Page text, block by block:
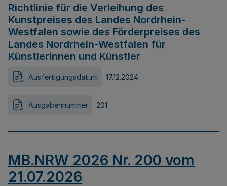
Richtlinie für die Verleihung des
Kunstpreises des Landes Nordrhein-
Westfalen sowie des Förderpreises des
Landes Nordrhein-Westfalen für
Künstlerinnen und Künstler
Ausfertigungsdatum 17.12.2024
Ausgabennummer 201
MB.NRW 2026 Nr. 200 vom
21.07.2026